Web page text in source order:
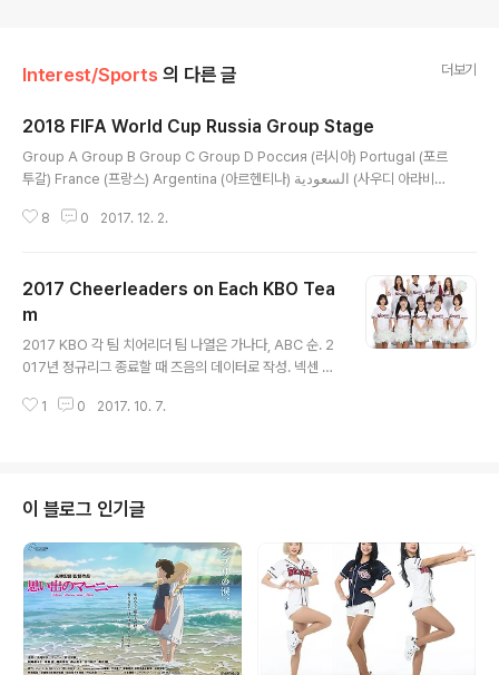
Interest/Sports 의 다른 글 더보기
2018 FIFA World Cup Russia Group Stage
Group A Group B Group C Group D Россия (러시아) Portugal (포르
투갈) France (프랑스) Argentina (아르헨티나) السعودية (사우디 아라비
(이집트) المغرب (모로코) Perú (페루) Hrvatska (크로아티아) Uruguay
ë, Belgique (벨기에) Polska (폴란드) Schweiz, Suisse (스위스) Méxic
o (멕시코..
8 0 2017. 12. 2.
2017 Cheerleaders on Each KBO Tea
m
2017 KBO 각 팀 치어리더 팀 나열은 가나다, ABC 순. 2
017년 정규리그 종료할 때 즈음의 데이터로 작성. 넥센 히
윤, 양수진, 김한나, 안지현, 유주흔, 윤시우 두산 베어스
송윤화, 금보아, 김다빈, 이다영, 강재은, 김승은, 표은지 삼
성 라이온즈 (대구) / Samsung Lions 홈페이지 좌상단
구지연부터 시계방향으로 구지연, 이수진, 서유림, 안지성,
권소영, 이연주 한화 이글스 (대전) / Hanwha Eagles 홈
페이지..
1 0 2017. 10. 7.
이 블로그 인기글